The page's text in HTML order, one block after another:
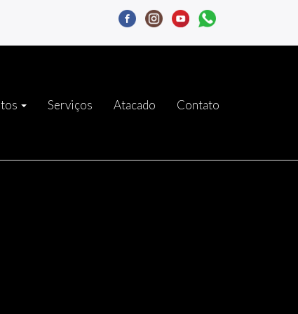
Serviços Atacado Contato